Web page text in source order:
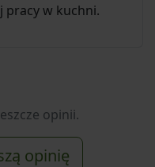
w kuchni.
opinii.
opinię